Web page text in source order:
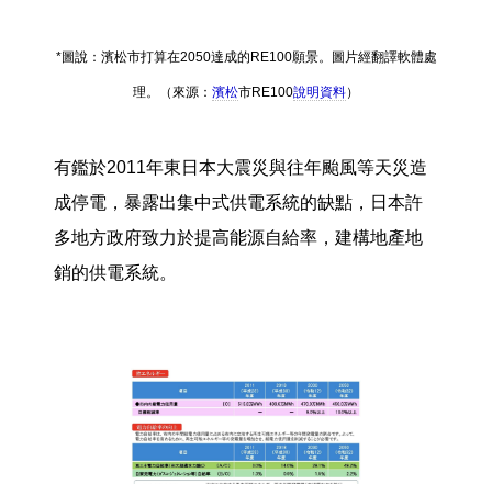
*圖說：濱松市打算在2050達成的RE100願景。圖片經翻譯軟體處
理。（來源： 濱松市RE100說明資料）
有鑑於2011年東日本大震災與往年颱風等天災造
成停電，暴露出集中式供電系統的缺點，日本許
多地方政府致力於提高能源自給率，建構地產地
銷的供電系統。​